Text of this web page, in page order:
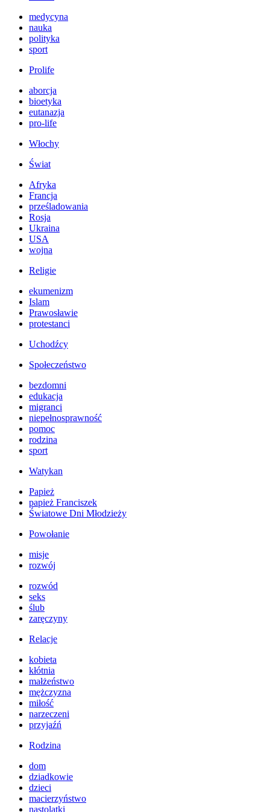
medycyna
nauka
polityka
sport
Prolife
aborcja
bioetyka
eutanazja
pro-life
Włochy
Świat
Afryka
Francja
prześladowania
Rosja
Ukraina
USA
wojna
Religie
ekumenizm
Islam
Prawosławie
protestanci
Uchodźcy
Społeczeństwo
bezdomni
edukacja
migranci
niepełnosprawność
pomoc
rodzina
sport
Watykan
Papież
papież Franciszek
Światowe Dni Młodzieży
Powołanie
misje
rozwój
rozwód
seks
ślub
zaręczyny
Relacje
kobieta
kłótnia
małżeństwo
mężczyzna
miłość
narzeczeni
przyjaźń
Rodzina
dom
dziadkowie
dzieci
macierzyństwo
nastolatki